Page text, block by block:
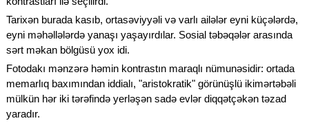
Tarixən burada kasıb, ortasəviyyəli və varlı ailələr eyni küçələrdə,
eyni məhəllələrdə yanaşı yaşayırdılar. Sosial təbəqələr arasında
sərt məkan bölgüsü yox idi.
Fotodakı mənzərə həmin kontrastın maraqlı nümunəsidir: ortada
memarlıq baxımından iddialı, "aristokratik" görünüşlü ikimərtəbəli
mülkün hər iki tərəfində yerləşən sadə evlər diqqətçəkən təzad
yaradır.